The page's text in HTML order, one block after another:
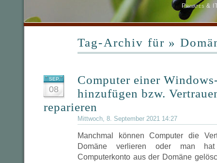
Privates &
Tag-Archiv für »
SEP.
08
Computer einer
hinzufügen bzw.
reparieren
Mittwoch, 8. September 2021 14:27
Manchmal können Computer die
Domäne verlieren oder man
Computerkonto aus der Domäne